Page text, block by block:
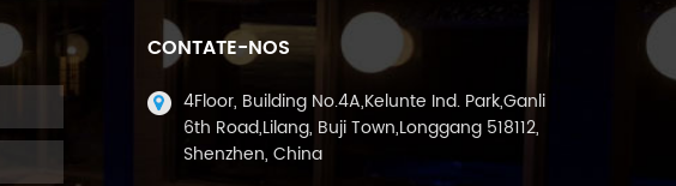
CONTATE-NOS
4Floor, Building No.4A,Kelunte Ind. Park,Ganli
6th Road,Lilang, Buji Town,Longgang 518112,
Shenzhen, China